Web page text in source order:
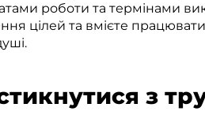
роботи та термінами
цілей та вмієте
з